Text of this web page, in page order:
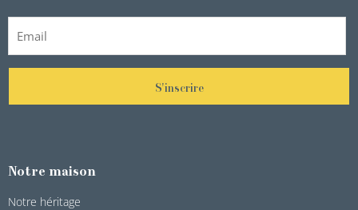
S'inscrire
Notre maison
Notre héritage